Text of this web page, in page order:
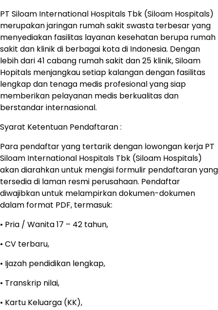
PT Siloam International Hospitals Tbk (Siloam Hospitals)
merupakan jaringan rumah sakit swasta terbesar yang
menyediakan fasilitas layanan kesehatan berupa rumah
sakit dan klinik di berbagai kota di Indonesia. Dengan
lebih dari 41 cabang rumah sakit dan 25 klinik, Siloam
Hopitals menjangkau setiap kalangan dengan fasilitas
lengkap dan tenaga medis profesional yang siap
memberikan pelayanan medis berkualitas dan
berstandar internasional.
Syarat Ketentuan Pendaftaran :
Para pendaftar yang tertarik dengan lowongan kerja PT
Siloam International Hospitals Tbk (Siloam Hospitals)
akan diarahkan untuk mengisi formulir pendaftaran yang
tersedia di laman resmi perusahaan. Pendaftar
diwajibkan untuk melampirkan dokumen-dokumen
dalam format PDF, termasuk:
• Pria / Wanita 17 – 42 tahun,
• CV terbaru,
• Ijazah pendidikan lengkap,
• Transkrip nilai,
• Kartu Keluarga (KK),